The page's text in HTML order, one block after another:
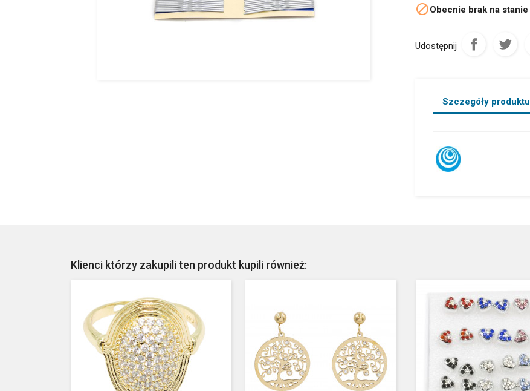
Obecnie brak na stanie
Udostępnij
Szczegóły produktu
Klienci którzy zakupili ten produkt kupili również: